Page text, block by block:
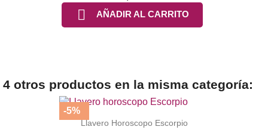
 AÑADIR AL CARRITO
4 otros productos en la misma categoría:
Llavero Horoscopo Escorpio
-5%